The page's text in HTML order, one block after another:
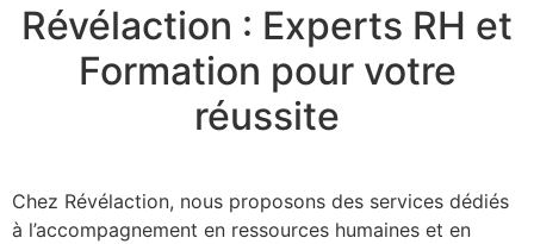
Révélaction : Experts RH et
Formation pour votre
réussite
Chez Révélaction, nous proposons des services dédiés
à l’accompagnement en ressources humaines et en